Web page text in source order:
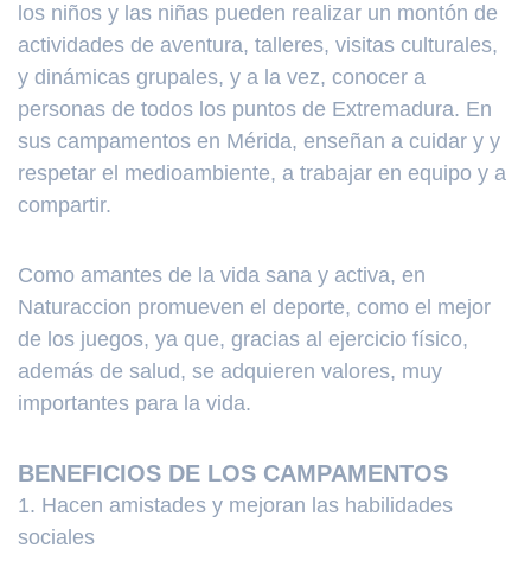
los niños y las niñas pueden realizar un montón de
actividades de aventura, talleres, visitas culturales,
y dinámicas grupales, y a la vez, conocer a
personas de todos los puntos de Extremadura. En
sus campamentos en Mérida, enseñan a cuidar y y
respetar el medioambiente, a trabajar en equipo y a
compartir.
Como amantes de la vida sana y activa, en
Naturaccion promueven el deporte, como el mejor
de los juegos, ya que, gracias al ejercicio físico,
además de salud, se adquieren valores, muy
importantes para la vida.
BENEFICIOS DE LOS CAMPAMENTOS
1. Hacen amistades y mejoran las habilidades
sociales